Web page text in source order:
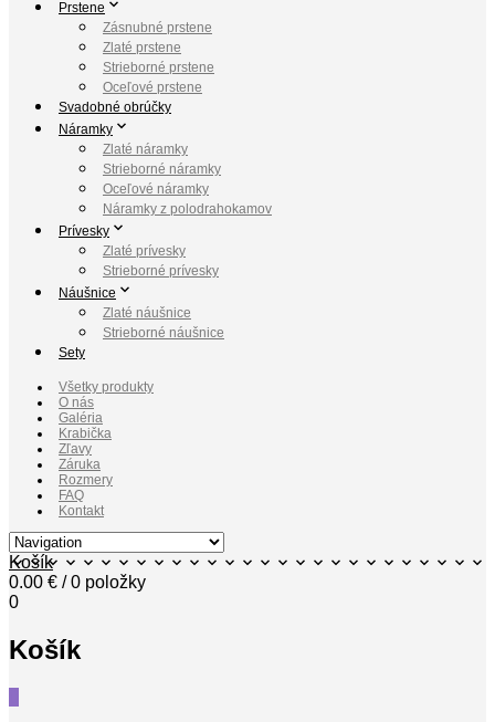
Prstene
Zásnubné prstene
Zlaté prstene
Strieborné prstene
Oceľové prstene
Svadobné obrúčky
Náramky
Zlaté náramky
Strieborné náramky
Oceľové náramky
Náramky z polodrahokamov
Prívesky
Zlaté prívesky
Strieborné prívesky
Náušnice
Zlaté náušnice
Strieborné náušnice
Sety
Všetky produkty
O nás
Galéria
Krabička
Zľavy
Záruka
Rozmery
FAQ
Kontakt
Košík
0.00 € / 0 položky
0
Košík